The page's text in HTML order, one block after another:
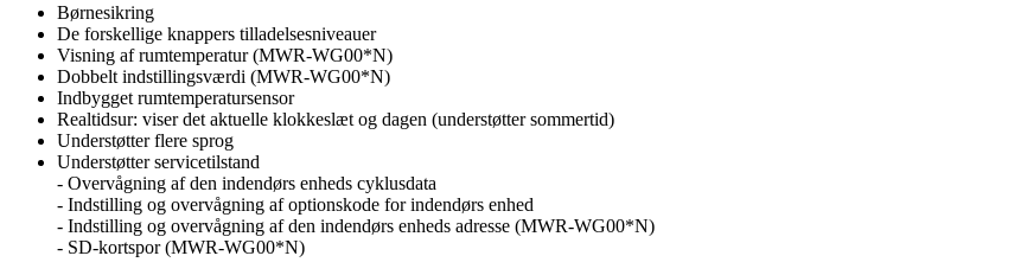
Børnesikring
De forskellige knappers tilladelsesniveauer
Visning af rumtemperatur (MWR-WG00*N)
Dobbelt indstillingsværdi (MWR-WG00*N)
Indbygget rumtemperatursensor
Realtidsur: viser det aktuelle klokkeslæt og dagen (understøtter sommertid)
Understøtter flere sprog
Understøtter servicetilstand
‐ Overvågning af den indendørs enheds cyklusdata
‐ Indstilling og overvågning af optionskode for indendørs enhed
‐ Indstilling og overvågning af den indendørs enheds adresse (MWR-WG00*N)
‐ SD-kortspor (MWR-WG00*N)